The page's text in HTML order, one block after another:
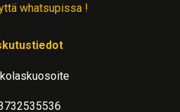
whatsupissa !